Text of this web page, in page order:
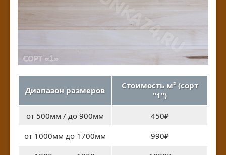
Диапазон размеров
Стоимость м² (сорт
"1")
от 500мм / до 900мм
450₽
от 1000мм до 1700мм
990₽